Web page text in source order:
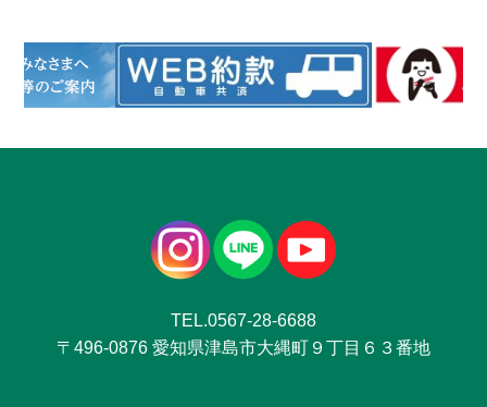
TEL.0567-28-6688
〒496-0876 愛知県津島市大縄町９丁目６３番地